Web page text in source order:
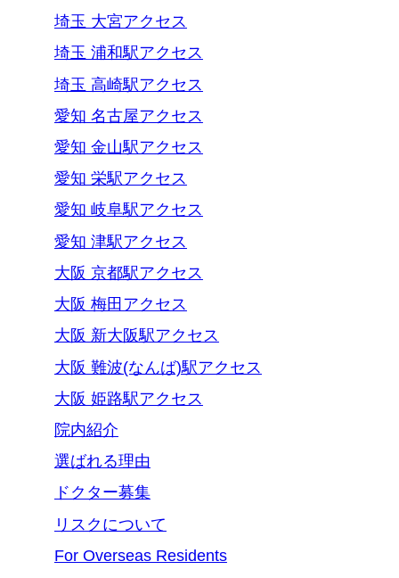
埼玉 大宮アクセス
埼玉 浦和駅アクセス
埼玉 高崎駅アクセス
愛知 名古屋アクセス
愛知 金山駅アクセス
愛知 栄駅アクセス
愛知 岐阜駅アクセス
愛知 津駅アクセス
大阪 京都駅アクセス
大阪 梅田アクセス
大阪 新大阪駅アクセス
大阪 難波(なんば)駅アクセス
大阪 姫路駅アクセス
院内紹介
選ばれる理由
ドクター募集
リスクについて
For Overseas Residents